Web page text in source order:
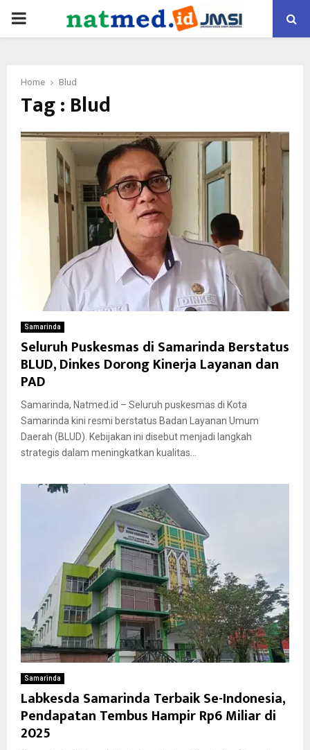
PRIMARY
Home Blud
Tag : Blud
Samarinda
Seluruh Puskesmas di Samarinda Berstatus
BLUD, Dinkes Dorong Kinerja Layanan dan
PAD
Samarinda, Natmed.id – Seluruh puskesmas di Kota
Samarinda kini resmi berstatus Badan Layanan Umum
Daerah (BLUD). Kebijakan ini disebut menjadi langkah
strategis dalam meningkatkan kualitas...
Samarinda
Labkesda Samarinda Terbaik Se-Indonesia,
Pendapatan Tembus Hampir Rp6 Miliar di
2025